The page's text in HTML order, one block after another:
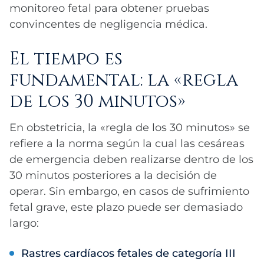
monitoreo fetal para obtener pruebas
convincentes de negligencia médica.
El tiempo es
fundamental: la «regla
de los 30 minutos»
En obstetricia, la «regla de los 30 minutos» se
refiere a la norma según la cual las cesáreas
de emergencia deben realizarse dentro de los
30 minutos posteriores a la decisión de
operar. Sin embargo, en casos de sufrimiento
fetal grave, este plazo puede ser demasiado
largo:
Rastres cardíacos fetales de categoría III